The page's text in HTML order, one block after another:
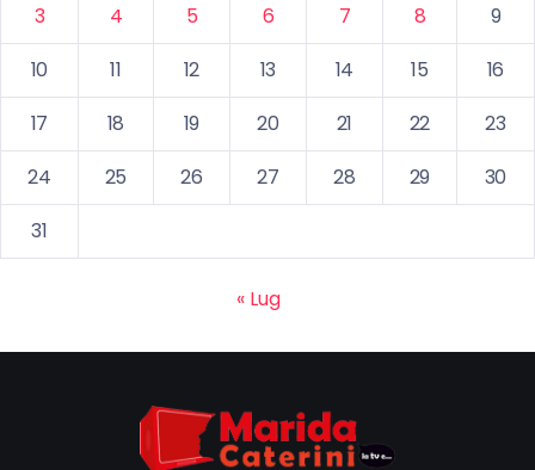
3
4 5 6 7 8
9
10
11 12 13 14 15
16
17
18 19 20 21 22
23
24
25 26 27 28 29
30
31
« Lug